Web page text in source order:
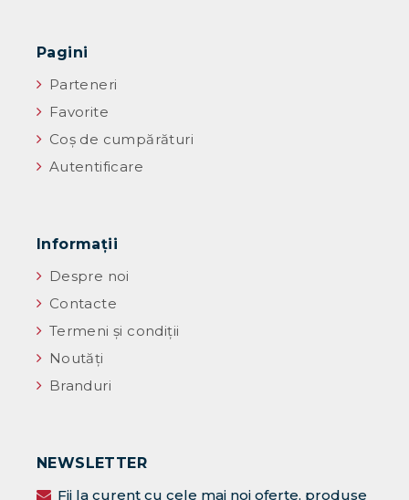
Pagini
Parteneri
Favorite
Coș de cumpărături
Autentificare
Informaţii
Despre noi
Contacte
Termeni și condiții
Noutăţi
Branduri
NEWSLETTER
Fii la curent cu cele mai noi oferte, produse